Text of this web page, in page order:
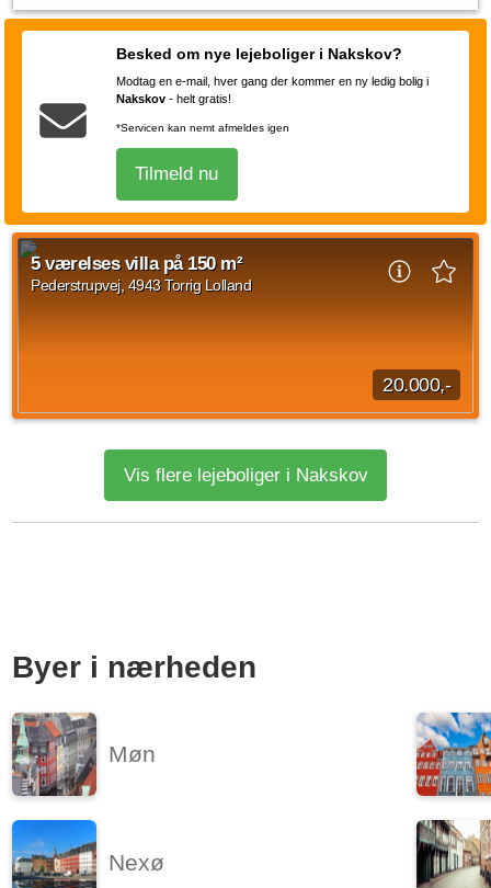
Dette byhus i Nakskov står klar til indflytning 1. juli 2026, hvor
det vil have gennemgået en omfattende renovering.
142 m² efter aftale
Besked om nye lejeboliger i Nakskov?
Modtag en e-mail, hver gang der kommer en ny ledig bolig i
Nakskov - helt gratis!
*Servicen kan nemt afmeldes igen
Tilmeld nu
5 værelses villa på 150 m²
Pederstrupvej, 4943 Torrig Lolland
20.000,-
midlertidig bolig evt. ved boligskift eller forsikringsskade, vil
denne fuldt møbleret bolig...
Kilde: Leje-portalen.dk
Vis flere lejeboliger i Nakskov
Byer i nærheden
Møn
Nexø